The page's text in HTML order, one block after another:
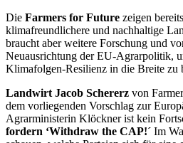
Die Farmers for Future zeigen
klimafreundlichere und nachhaltige
braucht aber weitere Forschung und
Neuausrichtung der EU-Agrarpolitik,
Klimafolgen-Resilienz in die Breite zu
Landwirt Jacob Schererz von
dem vorliegenden Vorschlag zur
Agrarministerin Klöckner ist kein
fordern ‘Withdraw the CAP!´ Im